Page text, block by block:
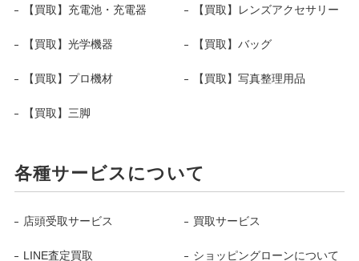
【買取】充電池・充電器 【買取】レンズアクセサリー
【買取】光学機器 【買取】バッグ
【買取】プロ機材 【買取】写真整理用品
【買取】三脚
各種サービスについて
店頭受取サービス 買取サービス
LINE査定買取 ショッピングローンについて